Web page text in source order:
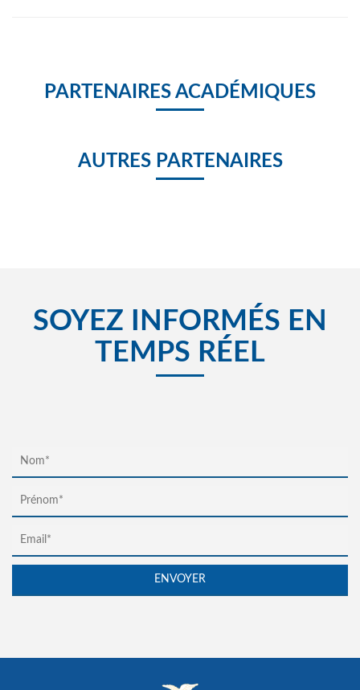
PARTENAIRES ACADÉMIQUES
AUTRES PARTENAIRES
SOYEZ INFORMÉS EN
TEMPS RÉEL